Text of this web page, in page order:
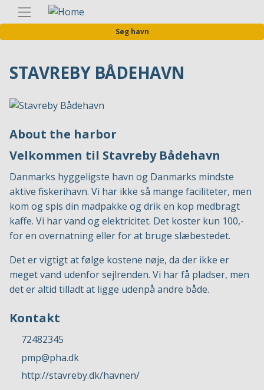
til
hovedindhold
Søg havn
STAVREBY BÅDEHAVN
About the harbor
Velkommen til Stavreby Bådehavn
Danmarks hyggeligste havn og Danmarks mindste
aktive fiskerihavn. Vi har ikke så mange faciliteter, men
kom og spis din madpakke og drik en kop medbragt
kaffe. Vi har vand og elektricitet. Det koster kun 100,-
for en overnatning eller for at bruge slæbestedet.
Det er vigtigt at følge kostene nøje, da der ikke er
meget vand udenfor sejlrenden. Vi har få pladser, men
det er altid tilladt at ligge udenpå andre både.
Kontakt
72482345
pmp@pha.dk
http://stavreby.dk/havnen/